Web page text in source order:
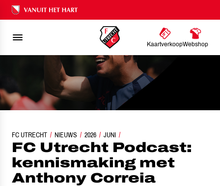
Ons nalatenschap
KaartverkoopWebshop
FC UTRECHT NIEUWS 2026 JUNI
FC UTRECHT PODCAST: KENNISMAKING MET ANTHONY CORREIA
FC Utrecht Podcast:
kennismaking met
Anthony Correia